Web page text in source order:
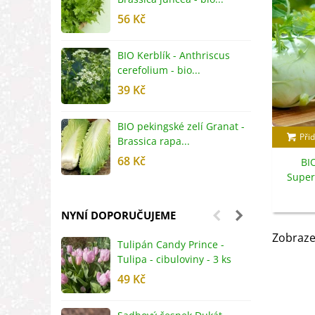
56 Kč
BIO Kerblík - Anthriscus
cerefolium - bio...
39 Kč
BIO pekingské zelí Granat -
Brassica rapa...
68 Kč
NYNÍ DOPORUČUJEME
Tulipán Candy Prince -
Tulipa - cibuloviny - 3 ks
49 Kč